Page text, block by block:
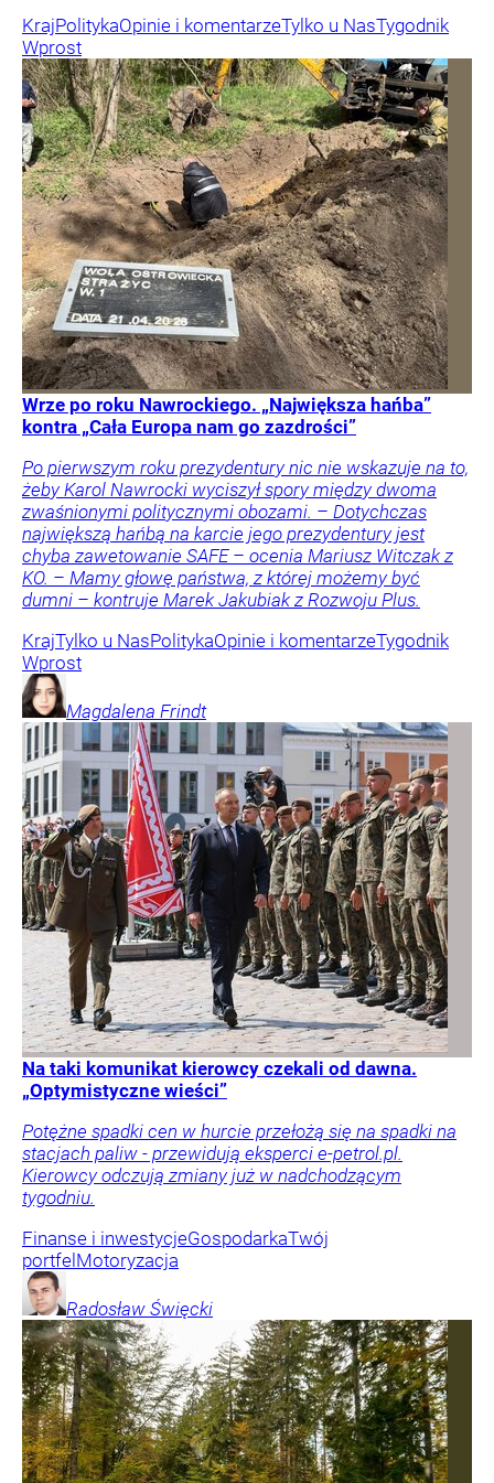
KrajPolitykaOpinie i komentarzeTylko u NasTygodnik
Wprost
Wrze po roku Nawrockiego. „Największa hańba”
kontra „Cała Europa nam go zazdrości”
Po pierwszym roku prezydentury nic nie wskazuje na to,
żeby Karol Nawrocki wyciszył spory między dwoma
zwaśnionymi politycznymi obozami. – Dotychczas
największą hańbą na karcie jego prezydentury jest
chyba zawetowanie SAFE – ocenia Mariusz Witczak z
KO. – Mamy głowę państwa, z której możemy być
dumni – kontruje Marek Jakubiak z Rozwoju Plus.
KrajTylko u NasPolitykaOpinie i komentarzeTygodnik
Wprost
Magdalena Frindt
Na taki komunikat kierowcy czekali od dawna.
„Optymistyczne wieści”
Potężne spadki cen w hurcie przełożą się na spadki na
stacjach paliw - przewidują eksperci e-petrol.pl.
Kierowcy odczują zmiany już w nadchodzącym
tygodniu.
Finanse i inwestycjeGospodarkaTwój
portfel Motoryzacja
Radosław Święcki